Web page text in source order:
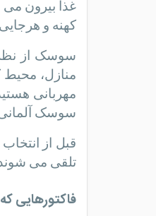
غذا بیرون می
کهنه و
سوسک از نظر
منازل، محیط
مهربانی
سوسک
قبل از
تلقی می
فاکتورهایی